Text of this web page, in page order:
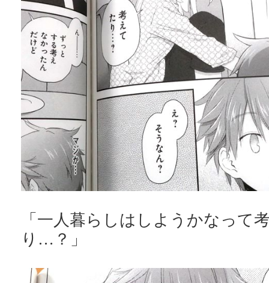
「一人暮らしはしようかなって
り…？」